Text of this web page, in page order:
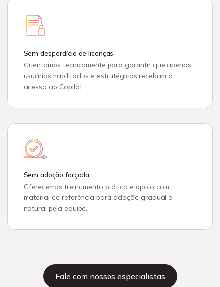
Sem desperdício de licenças
Orientamos tecnicamente para garantir que apenas
usuários habilitados e estratégicos recebam o
acesso ao Copilot.
Sem adoção forçada
Oferecemos treinamento prático e apoio com
material de referência para adoção gradual e
natural pela equipe.
Fale com nossos especialistas